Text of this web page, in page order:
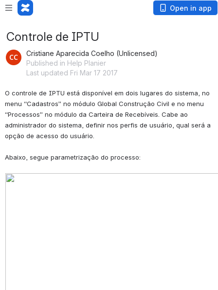
Open in app
Controle de IPTU
Cristiane Aparecida Coelho (Unlicensed)
Published in Help Planier
Last updated Fri Mar 17 2017
O controle de IPTU está disponível em dois lugares do sistema, no
menu “Cadastros” no módulo Global Construção Civil e no menu
“Processos” no módulo da Carteira de Recebíveis. Cabe ao
administrador do sistema, definir nos perfis de usuário, qual será a
opção de acesso do usuário.
Abaixo, segue parametrização do processo: